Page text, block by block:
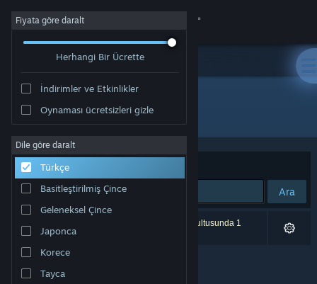
Giriş yap
Hakkında
Destek
Dili değiştir
Steam mobil uygulamasını yükle
Masaüstü internet sitesini görüntüle
Fiyata göre daralt
Herhangi Bir Ücrette
İndirimler ve Etkinlikler
Oynaması ücretsizleri gizle
Dile göre daralt
Türkçe
Basitleştirilmiş Çince
Geleneksel Çince
Japonca
Korece
Tayca
Geliştirici: Hazy mist Studio
Sırala Uygunluk
Ara
0 sonuç aramanızla eşleşiyor. Tercihleriniz doğrultusunda 1
ürün dâhil edilmedi.